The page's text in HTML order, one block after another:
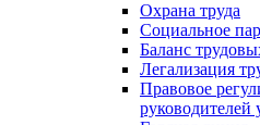
Охрана труда
Социальное
Баланс
Легализация
Правовое
руководителей